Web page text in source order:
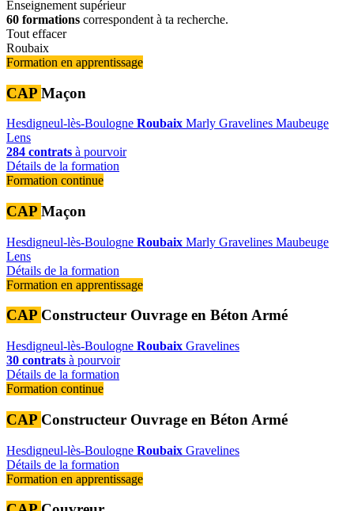
Enseignement supérieur
60 formations correspondent à ta recherche.
Tout effacer
Roubaix
Formation en apprentissage
CAP Maçon
Hesdigneul-lès-Boulogne Roubaix Marly Gravelines Maubeuge
Lens
284 contrats à pourvoir
Détails de la formation
Formation continue
CAP Maçon
Hesdigneul-lès-Boulogne Roubaix Marly Gravelines Maubeuge
Lens
Détails de la formation
Formation en apprentissage
CAP Constructeur Ouvrage en Béton Armé
Hesdigneul-lès-Boulogne Roubaix Gravelines
30 contrats à pourvoir
Détails de la formation
Formation continue
CAP Constructeur Ouvrage en Béton Armé
Hesdigneul-lès-Boulogne Roubaix Gravelines
Détails de la formation
Formation en apprentissage